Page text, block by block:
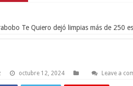
Te Quiero dejó limpias más de 250
octubre 12, 2024 Leave a